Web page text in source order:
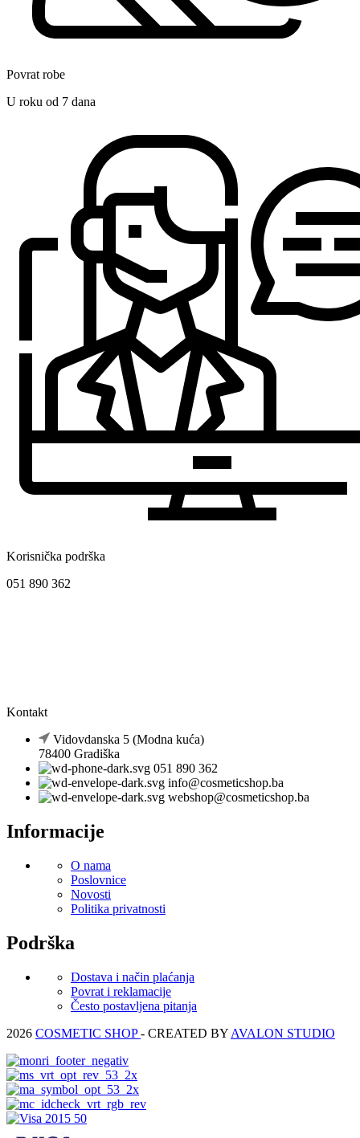
Povrat robe
U roku od 7 dana
Korisnička podrška
051 890 362
Kontakt
Vidovdanska 5 (Modna kuća)
78400 Gradiška
051 890 362
info@cosmeticshop.ba
webshop@cosmeticshop.ba
Informacije
O nama
Poslovnice
Novosti
Politika privatnosti
Podrška
Dostava i način plaćanja
Povrat i reklamacije
Često postavljena pitanja
2026 COSMETIC SHOP- CREATED BY AVALON STUDIO